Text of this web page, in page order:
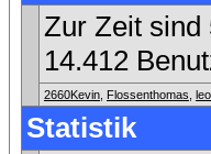
Zur Zeit
14.412
2660Kevin Flossenthomas
Statistik